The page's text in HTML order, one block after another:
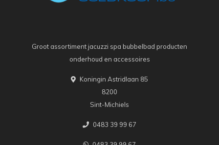
Groot assortiment jacuzzi spa bubbelbad producten
onderhoud en accessoires
Koningin Astridlaan 85
8200
Sint-Michiels
0483 39 99 67